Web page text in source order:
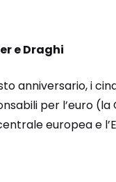
e Draghi
anniversario, i
per l’euro (la
europea e